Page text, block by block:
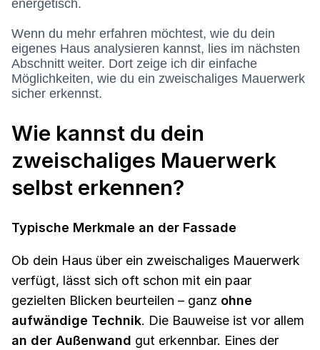
energetisch.
Wenn du mehr erfahren möchtest, wie du dein
eigenes Haus analysieren kannst, lies im nächsten
Abschnitt weiter. Dort zeige ich dir einfache
Möglichkeiten, wie du ein zweischaliges Mauerwerk
sicher erkennst.
Wie kannst du dein
zweischaliges Mauerwerk
selbst erkennen?
Typische Merkmale an der Fassade
Ob dein Haus über ein zweischaliges Mauerwerk
verfügt, lässt sich oft schon mit ein paar
gezielten Blicken beurteilen – ganz ohne
aufwändige Technik. Die Bauweise ist vor allem
an der Außenwand gut erkennbar. Eines der